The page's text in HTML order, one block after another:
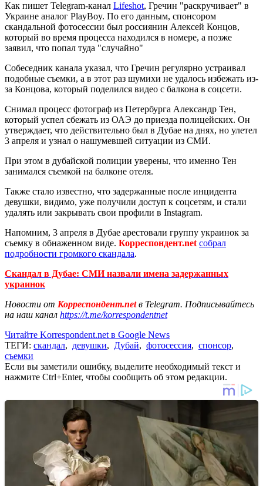
Как пишет Telegram-канал Lifeshot, Гречин "раскручивает" в
Украине аналог PlayBoy. По его данным, спонсором
скандальной фотосессии был россиянин Алексей Концов,
который во время процесса находился в номере, а позже
заявил, что попал туда "случайно"
Собеседник канала указал, что Гречин регулярно устраивал
подобные съемки, а в этот раз шумихи не удалось избежать из-
за Концова, который поделился видео с балкона в соцсети.
Снимал процесс фотограф из Петербурга Александр Тен,
который успел сбежать из ОАЭ до приезда полицейских. Он
утверждает, что действительно был в Дубае на днях, но улетел
3 апреля и узнал о нашумевшей ситуации из СМИ.
При этом в дубайской полиции уверены, что именно Тен
занимался съемкой на балконе отеля.
Также стало известно, что задержанные после инцидента
девушки, видимо, уже получили доступ к соцсетям, и стали
удалять или закрывать свои профили в Instagram.
Напомним, 3 апреля в Дубае арестовали группу украинок за
съемку в обнаженном виде. Корреспондент.net собрал
подробности громкого скандала.
Скандал в Дубае: СМИ назвали имена задержанных
украинок
Новости от Корреспондент.netв Telegram. Подписывайтесь
на наш канал https://t.me/korrespondentnet
Читайте Korrespondent.net в Google News
ТЕГИ: скандал, девушки, Дубай, фотосессия, спонсор,
съемки
Если вы заметили ошибку, выделите необходимый текст и
нажмите Ctrl+Enter, чтобы сообщить об этом редакции.